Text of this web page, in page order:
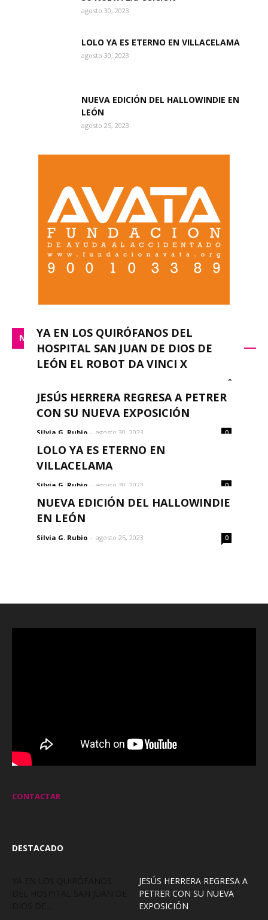
agosto 30, 2023
LOLO YA ES ETERNO EN VILLACELAMA
agosto 30, 2023
NUEVA EDICIÓN DEL HALLOWINDIE EN
LEÓN
agosto 25, 2023
NACIONAL
YA EN LOS QUIRÓFANOS DEL
HOSPITAL SAN JUAN DE DIOS DE
LEÓN EL ROBOT DA VINCI X
0
JESÚS HERRERA REGRESA A PETRER
CON SU NUEVA EXPOSICIÓN
Silvia G. Rubio - agosto 30, 2023 0
LOLO YA ES ETERNO EN
VILLACELAMA
Silvia G. Rubio - agosto 30, 2023 0
NUEVA EDICIÓN DEL HALLOWINDIE
EN LEÓN
Silvia G. Rubio - agosto 25, 2023 0
CONTACTAR
DESTACADO
JESÚS HERRERA REGRESA A
PETRER CON SU NUEVA
EXPOSICIÓN